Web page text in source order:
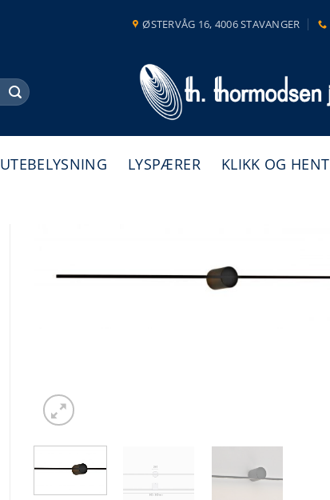
ØSTERVÅG 16, 4006 STAVANGER
UTEBELYSNING LYSPÆRER KLIKK OG HENT